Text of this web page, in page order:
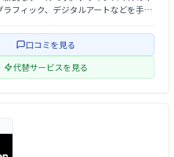
ラフィック、デジタルアートなどを手軽
など、様々な用途で活用可能です。特
がなくても、想 …
口コミを見る
代替サービスを見る